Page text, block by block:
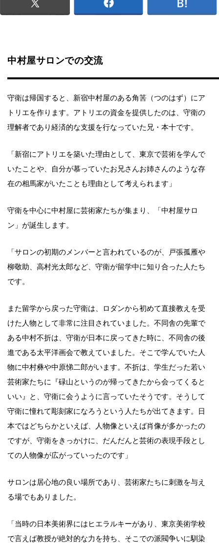
中村屋サロンでの交流
守衛は帰国すると、新宿中村屋のある角筈（つのはず）にア
トリエを作ります。アトリエの資金を提供したのは、守衛の
理解者であり経済的な支援を行なっていた兄・本十です。
「新宿にアトリエを築いた理由として、東京で芸術を学んで
いたことや、自分が慕っていたお兄さんお姉さんのような存
在の相馬家がいたことも理由として考えられます」
守衛を中心に中村屋に芸術家たちが集まり、「中村屋サロ
ン」が誕生します。
「サロンの初期のメンバーと言われているのが、戸張孤雁や
柳敬助、高村光太郎など、守衛が留学中に知り合った人たち
です。
また留学から戻った守衛は、ロダンから初めて直接教えを受
けた人物として非常に注目されていました。不同舎の先輩で
ある中村不折は、守衛が日本に戻ってきた時に、不同舎の後
進である太平洋画会で教えていました。そこで学んでいた人
物に中村彝や中原悌二郎がいます。不折は、学生だった若い
芸術家たちに『碌山というのが帰ってきたから会ってくると
いい』と、守衛に会うように言っていたそうです。そうして
守衛に憧れて彫刻家になろうという人たちが出てきます。日
本ではどちらかといえば、人物像といえば肖像が多かったの
ですが、守衛をきっかけに、だんだんと芸術の表現手段とし
ての人物像が広がっていったのです」
サロンは居心地の良い場所であり、芸術家たちに刺激を与え
る場でもありました。
「当時の日本美術界にはヒエラルキーがあり、東京美術学校
で言えば教授が絶対的な力を持ち、そこでの派閥争いに馴染